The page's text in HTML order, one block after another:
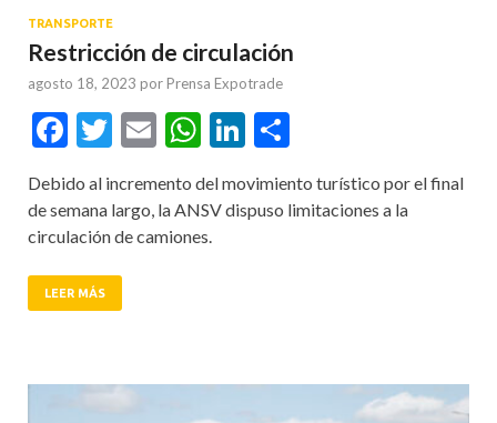
TRANSPORTE
Restricción de circulación
agosto 18, 2023 por Prensa Expotrade
Facebook
Twitter
EmailWhatsApp
LinkedIn
Debido al incremento del movimiento turístico por el final
de semana largo, la ANSV dispuso limitaciones a la
circulación de camiones.
LEER MÁS